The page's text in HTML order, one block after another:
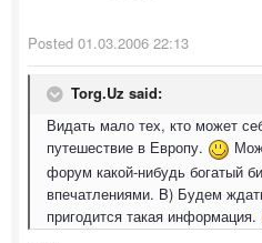
Posted 01.03.2006 22:13
Torg.Uz said:
Видать мало тех, кто может
путешествие в Европу.
форум какой-нибудь богатый
впечатлениями. B) Будем
пригодится такая информация.